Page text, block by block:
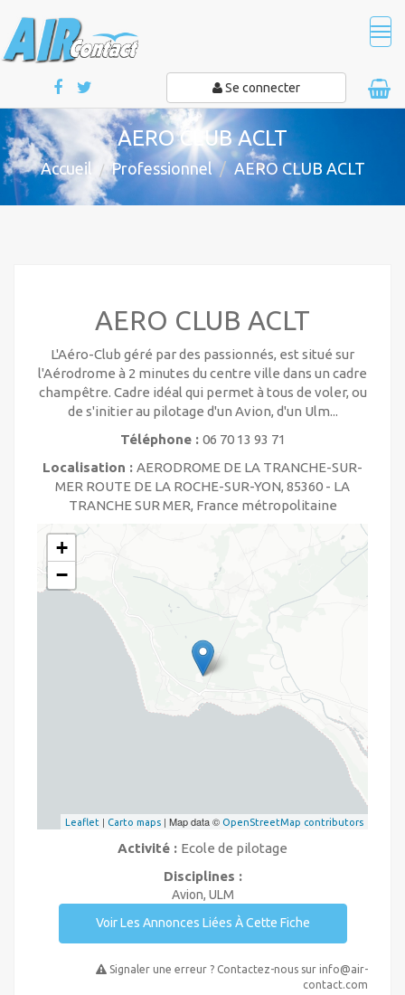
Se connecter
AERO CLUB ACLT
Accueil Professionnel AERO CLUB ACLT
AERO CLUB ACLT
L'Aéro-Club géré par des passionnés, est situé sur
l'Aérodrome à 2 minutes du centre ville dans un cadre
champêtre. Cadre idéal qui permet à tous de voler, ou
de s'initier au pilotage d'un Avion, d'un Ulm...
Téléphone : 06 70 13 93 71
Localisation : AERODROME DE LA TRANCHE-SUR-
MER ROUTE DE LA ROCHE-SUR-YON, 85360 - LA
TRANCHE SUR MER, France métropolitaine
+
−
Leaflet | Carto maps | Map data © OpenStreetMap contributors
Activité : Ecole de pilotage
Disciplines :
Avion, ULM
Voir Les Annonces Liées À Cette Fiche
Signaler une erreur ? Contactez-nous sur info@air-
contact.com